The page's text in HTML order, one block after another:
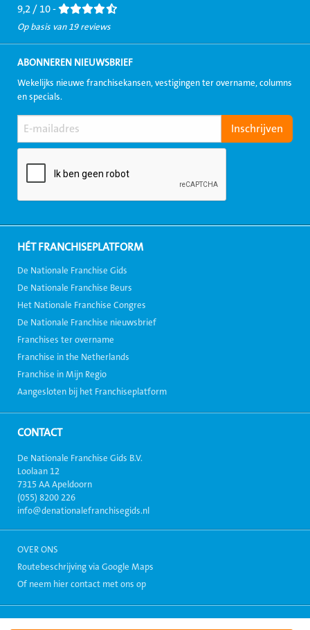
9,2 / 10 -
Op basis van 19 reviews
ABONNEREN NIEUWSBRIEF
Wekelijks nieuwe franchisekansen, vestigingen ter overname, columns
en specials.
HÉT FRANCHISEPLATFORM
De Nationale Franchise Gids
De Nationale Franchise Beurs
Het Nationale Franchise Congres
De Nationale Franchise nieuwsbrief
Franchises ter overname
Franchise in the Netherlands
Franchise in Mijn Regio
Aangesloten bij het Franchiseplatform
CONTACT
De Nationale Franchise Gids B.V.
Loolaan 12
7315 AA Apeldoorn
(055) 8200 226
info@denationalefranchisegids.nl
OVER ONS
Routebeschrijving via Google Maps
Of neem hier contact met ons op